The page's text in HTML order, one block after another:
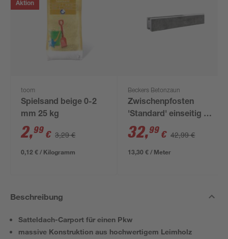
Aktion
toom
Spielsand beige 0-2
mm 25 kg
2,99 € 3,29 €
0,12 € / Kilogramm
Beckers Betonzaun
Zwischenpfosten
'Standard' einseitig 11
x 11 x 248 cm grau
32,99 € 42,99 €
13,30 € / Meter
Beschreibung
Satteldach-Carport für einen Pkw
massive Konstruktion aus hochwertigem Leimholz